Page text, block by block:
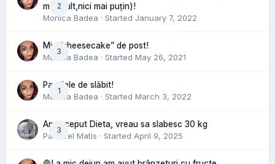
2
mai mult,nici mai puțin)!
Monica Badea · Started January 7, 2022
3
Mini”cheesecake” de post!
Monica Badea · Started May 26, 2021
1
Pastilele de slăbit!
Monica Badea · Started March 3, 2022
3
Am inceput Dieta, vreau sa slabesc 30 kg
Pastorel Matis · Started April 9, 2025